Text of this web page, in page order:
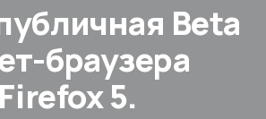
Beta
браузера
5.